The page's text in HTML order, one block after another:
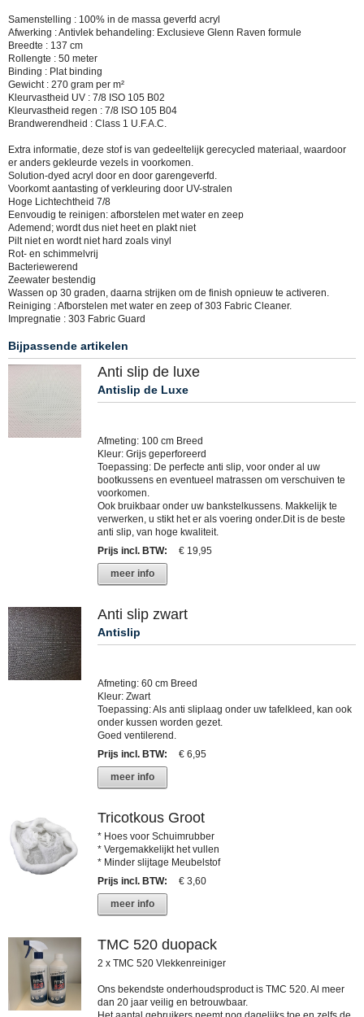
Samenstelling : 100% in de massa geverfd acryl
Afwerking : Antivlek behandeling: Exclusieve Glenn Raven formule
Breedte : 137 cm
Rollengte : 50 meter
Binding : Plat binding
Gewicht : 270 gram per m²
Kleurvastheid UV : 7/8 ISO 105 B02
Kleurvastheid regen : 7/8 ISO 105 B04
Brandwerendheid : Class 1 U.F.A.C.
Extra informatie, deze stof is van gedeeltelijk gerecycled materiaal, waardoor
er anders gekleurde vezels in voorkomen.
Solution-dyed acryl door en door garengeverfd.
Voorkomt aantasting of verkleuring door UV-stralen
Hoge Lichtechtheid 7/8
Eenvoudig te reinigen: afborstelen met water en zeep
Ademend; wordt dus niet heet en plakt niet
Pilt niet en wordt niet hard zoals vinyl
Rot- en schimmelvrij
Bacteriewerend
Zeewater bestendig
Wassen op 30 graden, daarna strijken om de finish opnieuw te activeren.
Reiniging : Afborstelen met water en zeep of 303 Fabric Cleaner.
Impregnatie : 303 Fabric Guard
Bijpassende artikelen
Anti slip de luxe
Antislip de Luxe
Afmeting: 100 cm Breed
Kleur: Grijs geperforeerd
Toepassing: De perfecte anti slip, voor onder al uw
bootkussens en eventueel matrassen om verschuiven te
voorkomen.
Ook bruikbaar onder uw bankstelkussens. Makkelijk te
verwerken, u stikt het er als voering onder.Dit is de beste
anti slip, van hoge kwaliteit.
Prijs incl. BTW:
€ 19,95
meer info
Anti slip zwart
Antislip
Afmeting: 60 cm Breed
Kleur: Zwart
Toepassing: Als anti sliplaag onder uw tafelkleed, kan ook
onder kussen worden gezet.
Goed ventilerend.
Prijs incl. BTW:
€ 6,95
meer info
Tricotkous Groot
* Hoes voor Schuimrubber
* Vergemakkelijkt het vullen
* Minder slijtage Meubelstof
Prijs incl. BTW:
€ 3,60
meer info
TMC 520 duopack
2 x TMC 520 Vlekkenreiniger
Ons bekendste onderhoudsproduct is TMC 520. Al meer
dan 20 jaar veilig en betrouwbaar.